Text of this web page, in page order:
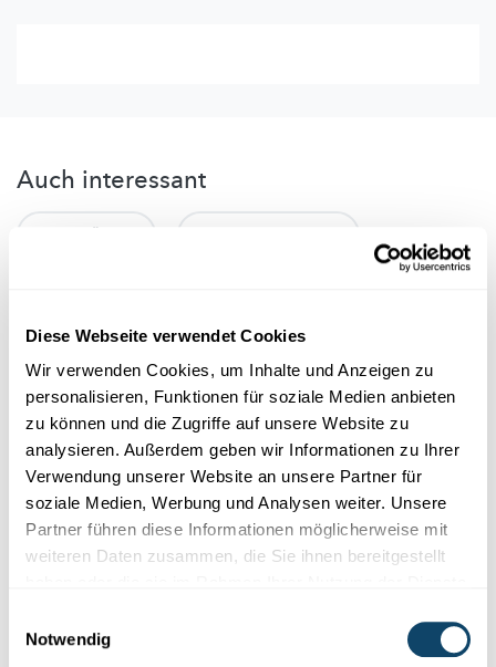
Diese Webseite verwendet Cookies
Wir verwenden Cookies, um Inhalte und Anzeigen zu
personalisieren, Funktionen für soziale Medien anbieten
zu können und die Zugriffe auf unsere Website zu
analysieren. Außerdem geben wir Informationen zu Ihrer
Verwendung unserer Website an unsere Partner für
soziale Medien, Werbung und Analysen weiter. Unsere
Partner führen diese Informationen möglicherweise mit
weiteren Daten zusammen, die Sie ihnen bereitgestellt
Notwendig
Auch interessant
EU-AUSTRITT GROSSBRITANNIENS